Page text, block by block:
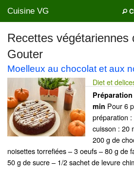
Cuisine VG
Recettes végétariennes
Gouter
Moelleux au chocolat et aux
Diet et
Préparation
min Pour 6
préparation
cuisson : 20
200 g de
noisettes torrefiées – 3 oeufs – 80 g de
50 g de sucre – 1/2 sachet de levure